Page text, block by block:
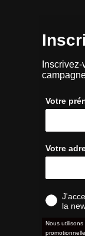
Votre
Votre
la
Nous